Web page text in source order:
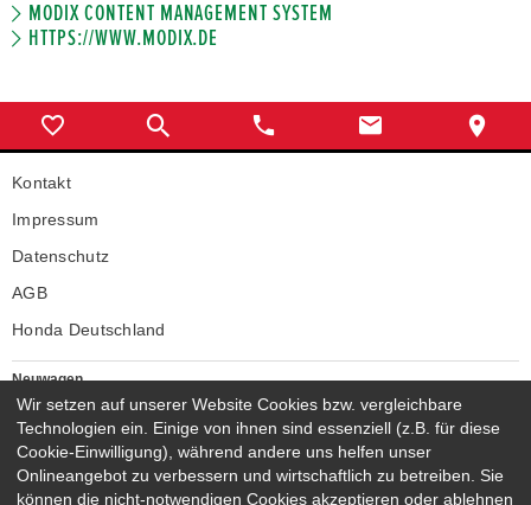
MODIX CONTENT MANAGEMENT SYSTEM
HTTPS://WWW.MODIX.DE
Kontakt
Impressum
Datenschutz
AGB
Honda Deutschland
Neuwagen
Honda Neuwagen
Gebrauchtwagen
Honda Gebrauchtwagen
Honda Vorführwagen
Wir setzen auf unserer Website Cookies bzw. vergleichbare
Technologien ein. Einige von ihnen sind essenziell (z.B. für diese
Cookie-Einwilligung), während andere uns helfen unser
Onlineangebot zu verbessern und wirtschaftlich zu betreiben. Sie
können die nicht-notwendigen Cookies akzeptieren oder ablehnen